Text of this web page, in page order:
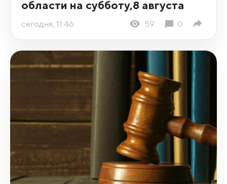
области на субботу,8 августа
сегодня, 11:46 59 0